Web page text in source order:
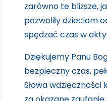
zarówno te bliższe,
pozwoliły dzieciom
spędzać czas w
Dziękujemy Panu
bezpieczny czas,
Słowa wdzięczności